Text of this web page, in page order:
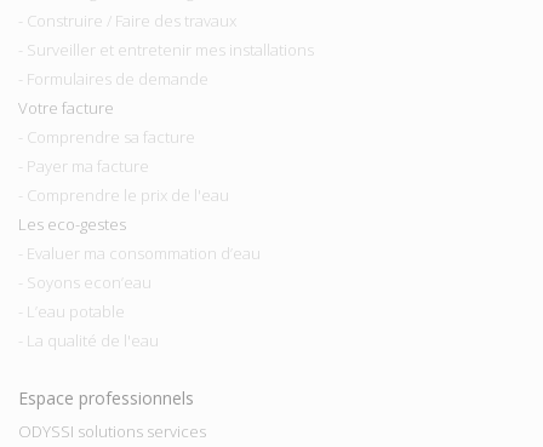
- Construire / Faire des travaux
- Surveiller et entretenir mes installations
- Formulaires de demande
Votre facture
- Comprendre sa facture
- Payer ma facture
- Comprendre le prix de l'eau
Les eco-gestes
- Evaluer ma consommation d’eau
- Soyons econ’eau
- L’eau potable
- La qualité de l'eau
Espace professionnels
ODYSSI solutions services